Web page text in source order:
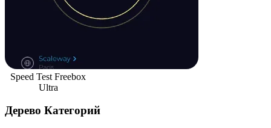
Speed Test Freebox
Ultra
Дерево Категорий